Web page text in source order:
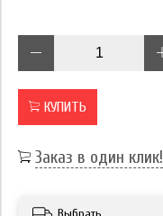
КУПИТЬ
Заказ в один клик!